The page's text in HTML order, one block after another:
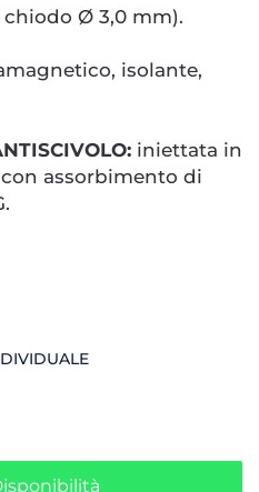
chiodo Ø 3,0 mm).
isolante,
iniettata in
assorbimento di